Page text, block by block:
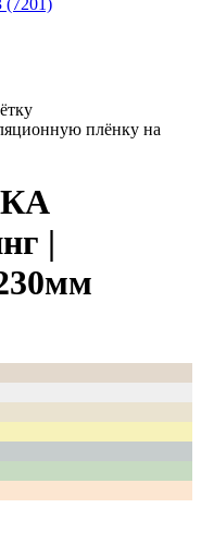
(7201)
плёнку на
|